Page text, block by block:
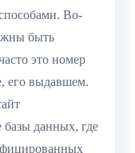
Во-
быть
это номер
его выдавшем.
базы данных, где